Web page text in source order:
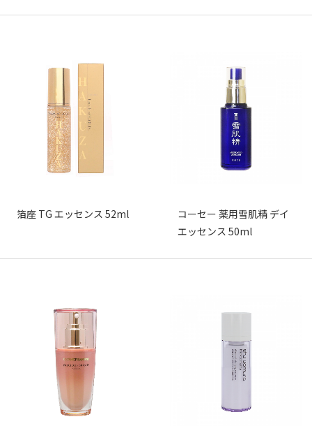
箔座 TG エッセンス 52ml
コーセー 薬用雪肌精 デイ
エッセンス 50ml